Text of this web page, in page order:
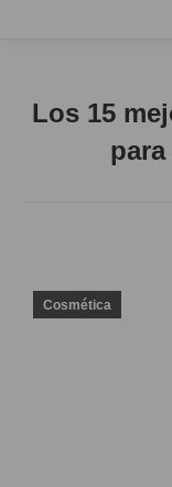
Los 15
Cosmética